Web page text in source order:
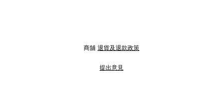
商舖 退貨及退款政策
提出意見